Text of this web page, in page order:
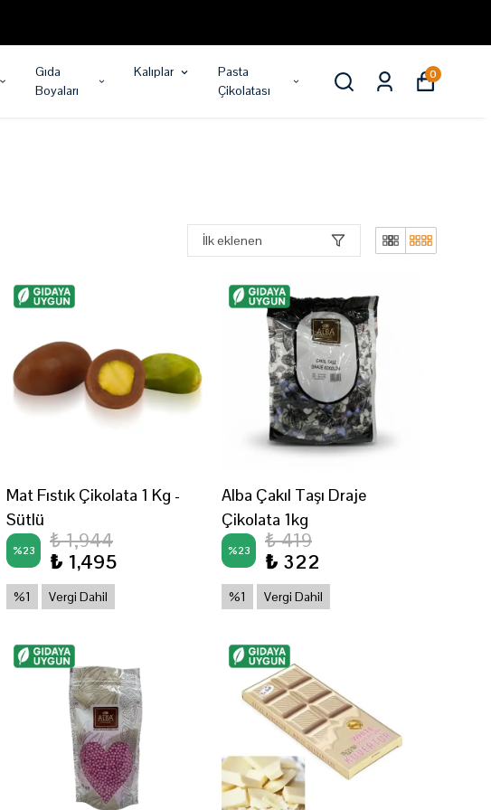
Gıda
Boyaları
Kalıplar
Pasta
Çikolatası
0
İlk eklenen
Mat Fıstık Çikolata 1 Kg -
Sütlü
%23
₺ 1,944
₺ 1,495
%1 Vergi Dahil
Alba Çakıl Taşı Draje
Çikolata 1kg
%23
₺ 419
₺ 322
%1 Vergi Dahil